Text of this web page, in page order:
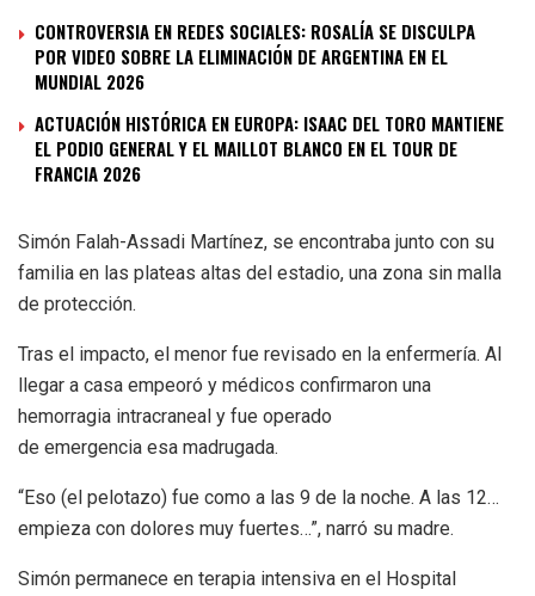
CONTROVERSIA EN REDES SOCIALES: ROSALÍA SE DISCULPA
POR VIDEO SOBRE LA ELIMINACIÓN DE ARGENTINA EN EL
MUNDIAL 2026
ACTUACIÓN HISTÓRICA EN EUROPA: ISAAC DEL TORO MANTIENE
EL PODIO GENERAL Y EL MAILLOT BLANCO EN EL TOUR DE
FRANCIA 2026
Simón Falah-Assadi Martínez, se encontraba junto con su
familia en las plateas altas del estadio, una zona sin malla
de protección.
Tras el impacto, el menor fue revisado en la enfermería. Al
llegar a casa empeoró y médicos confirmaron una
hemorragia intracraneal y fue operado
de emergencia esa madrugada.
“Eso (el pelotazo) fue como a las 9 de la noche. A las 12…
empieza con dolores muy fuertes…”, narró su madre.
Simón permanece en terapia intensiva en el Hospital